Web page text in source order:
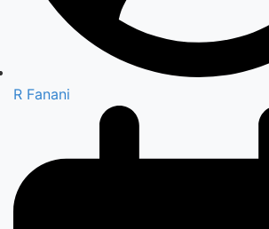
R Fanani